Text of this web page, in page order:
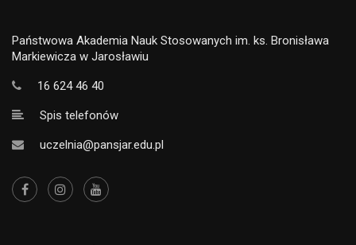
Państwowa Akademia Nauk Stosowanych im. ks. Bronisława
Markiewicza w Jarosławiu
16 624 46 40
Spis telefonów
uczelnia@pansjar.edu.pl